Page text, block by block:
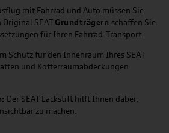
mit Fahrrad und Auto müssen Sie
SEAT Grundträgern schaffen Sie
für Ihren Fahrrad-Transport.
Schutz für den Innenraum Ihres SEAT
und Kofferraumabdeckungen
Der SEAT Lackstift hilft Ihnen dabei,
zu machen.